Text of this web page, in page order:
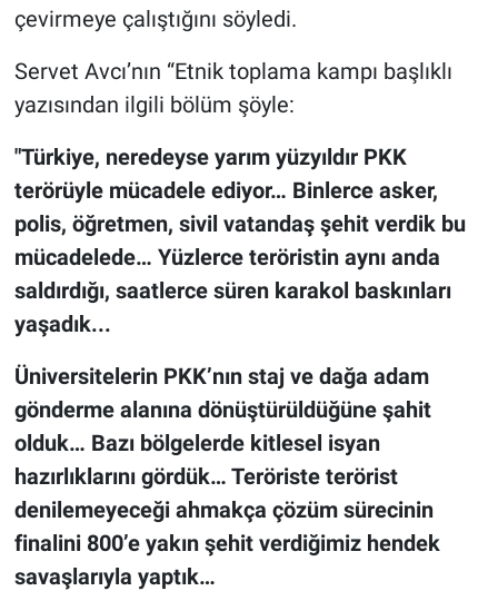
çevirmeye çalıştığını söyledi.
Servet Avcı’nın “Etnik toplama kampı başlıklı
yazısından ilgili bölüm şöyle:
"Türkiye, neredeyse yarım yüzyıldır PKK
terörüyle mücadele ediyor… Binlerce asker,
polis, öğretmen, sivil vatandaş şehit verdik bu
mücadelede… Yüzlerce teröristin aynı anda
saldırdığı, saatlerce süren karakol baskınları
yaşadık...
Üniversitelerin PKK’nın staj ve dağa adam
gönderme alanına dönüştürüldüğüne şahit
olduk… Bazı bölgelerde kitlesel isyan
hazırlıklarını gördük… Teröriste terörist
denilemeyeceği ahmakça çözüm sürecinin
finalini 800’e yakın şehit verdiğimiz hendek
savaşlarıyla yaptık…